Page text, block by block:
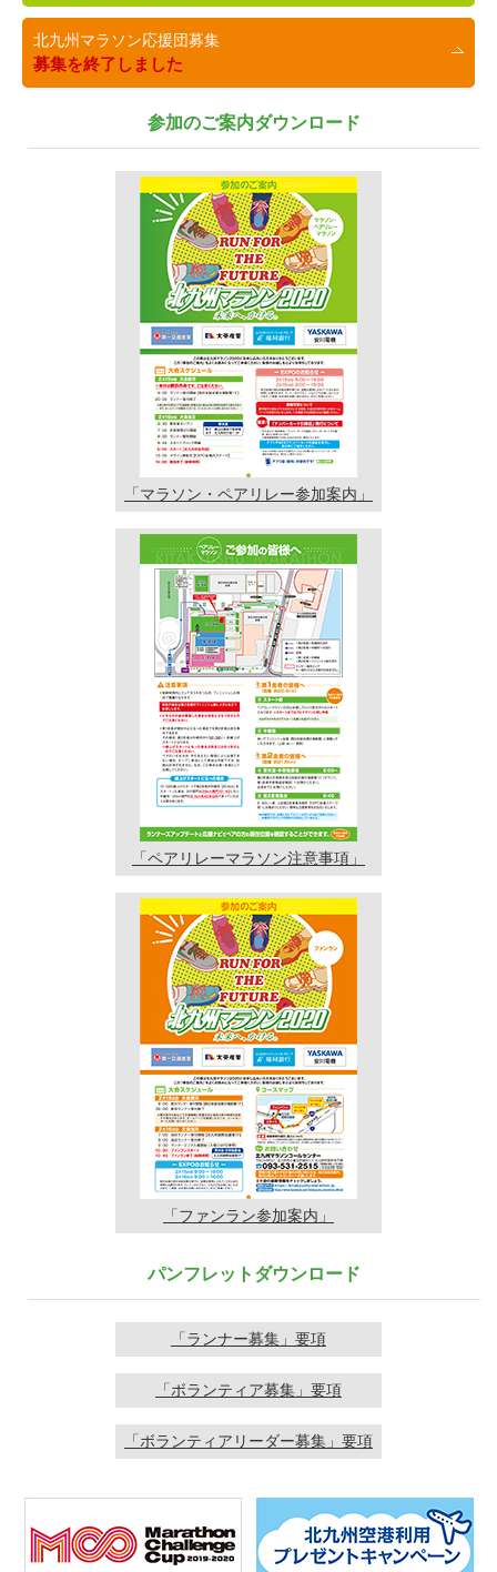
北九州マラソン応援団募集
募集を終了しました
参加のご案内ダウンロード
「マラソン・ペアリレー参加案内」
「ペアリレーマラソン注意事項」
「ファンラン参加案内」
パンフレットダウンロード
「ランナー募集」要項
「ボランティア募集」要項
「ボランティアリーダー募集」要項